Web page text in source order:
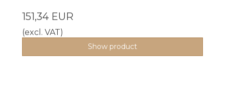
151,34 EUR
(excl. VAT)
Show product